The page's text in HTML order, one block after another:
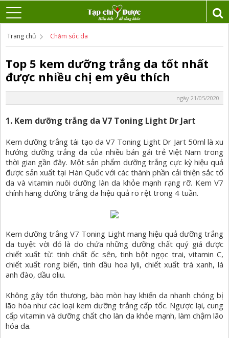
Trang chủ Chăm sóc da
Top 5 kem dưỡng trắng da tốt nhất
được nhiều chị em yêu thích
ngày 21/05/2020
1. Kem dưỡng trắng da V7 Toning Light Dr Jart
Kem dưỡng trắng tái tạo da V7 Toning Light Dr Jart 50ml là xu
hướng dưỡng trắng da của nhiều bán gái trẻ Việt Nam trong
thời gian gần đây. Một sản phẩm dưỡng trắng cực kỳ hiệu quả
được sản xuất tại Hàn Quốc với các thành phần cải thiện sắc tố
da và vitamin nuôi dưỡng làn da khỏe mạnh rạng rỡ. Kem V7
chính hãng dưỡng trắng da hiệu quả rõ rệt trong 4 tuần.
Kem dưỡng trắng V7 Toning Light mang hiệu quả dưỡng trắng
da tuyệt vời đó là do chứa những dưỡng chất quý giá được
chiết xuất từ: tinh chất ốc sên, tinh bột ngọc trai, vitamin C,
chiết xuất rong biển, tinh dầu hoa lyli, chiết xuất trà xanh, lá
anh đào, dầu oliu.
Không gây tổn thương, bào mòn hay khiến da nhanh chóng bị
lão hóa như các loại kem dưỡng trắng cấp tốc. Ngược lại, cung
cấp vitamin và dưỡng chất cho làn da khỏe mạnh, làm chậm lão
hóa da.